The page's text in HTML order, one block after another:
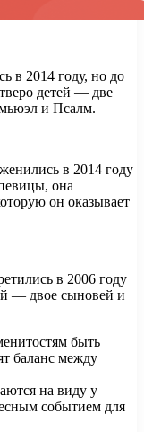
в 2014 году, но до
детей — две
и Псалм.
в 2014 году
она
он оказывает
в 2006 году
— двое сыновей и
быть
баланс между
на виду у
событием для